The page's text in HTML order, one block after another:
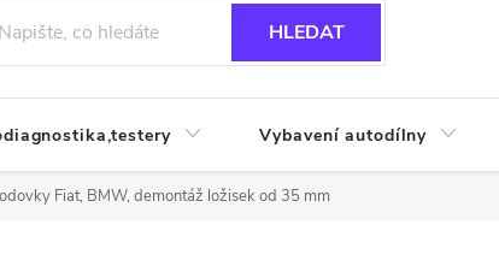
HLEDAT
Vybavení autodílny
Fiat, BMW, demontáž ložisek od 35 mm